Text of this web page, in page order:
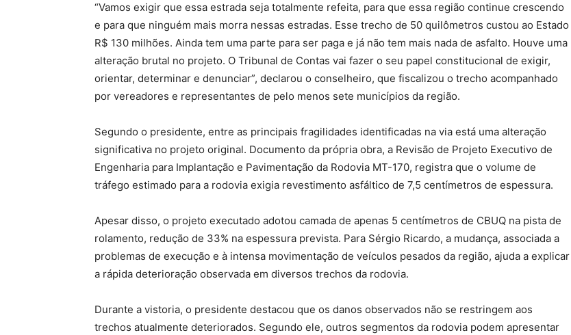
“Vamos exigir que essa estrada seja totalmente refeita, para que essa região continue crescendo
e para que ninguém mais morra nessas estradas. Esse trecho de 50 quilômetros custou ao Estado
R$ 130 milhões. Ainda tem uma parte para ser paga e já não tem mais nada de asfalto. Houve uma
alteração brutal no projeto. O Tribunal de Contas vai fazer o seu papel constitucional de exigir,
orientar, determinar e denunciar”, declarou o conselheiro, que fiscalizou o trecho acompanhado
por vereadores e representantes de pelo menos sete municípios da região.
Segundo o presidente, entre as principais fragilidades identificadas na via está uma alteração
significativa no projeto original. Documento da própria obra, a Revisão de Projeto Executivo de
Engenharia para Implantação e Pavimentação da Rodovia MT-170, registra que o volume de
tráfego estimado para a rodovia exigia revestimento asfáltico de 7,5 centímetros de espessura.
Apesar disso, o projeto executado adotou camada de apenas 5 centímetros de CBUQ na pista de
rolamento, redução de 33% na espessura prevista. Para Sérgio Ricardo, a mudança, associada a
problemas de execução e à intensa movimentação de veículos pesados da região, ajuda a explicar
a rápida deterioração observada em diversos trechos da rodovia.
Durante a vistoria, o presidente destacou que os danos observados não se restringem aos
trechos atualmente deteriorados. Segundo ele, outros segmentos da rodovia podem apresentar